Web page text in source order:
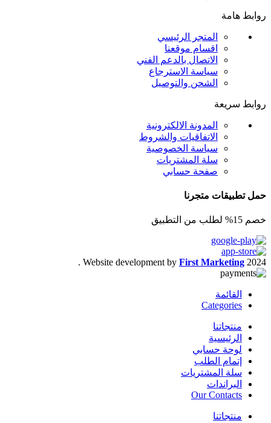
روابط هامة
المتجر الرئيسي
اقسام موقعنا
الاتصال بالدعم الفني
سياسة الاسترجاع
الشحن والتوصيل
روابط سريعة
المدونة الالكترونية
الاتفاقيات والشروط
سياسة الخصوصية
سلة المشتريات
صفحة حسابي
حمل تطبيقات متجرنا
خصم 15% لطلب من التطبيق
Website development by First Marketing 2024
.
القائمة
Categories
منتجاتنا
الرئيسية
لوحة حسابي
إتمام الطلب
سلة المشتريات
البراندات
Our Contacts
منتجاتنا